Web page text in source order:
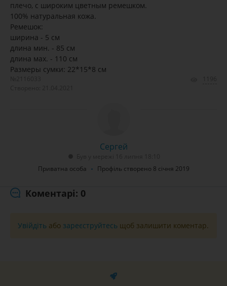
плечо, с широким цветным ремешком.
100% натуральная кожа.
Ремешок:
ширина - 5 см
длина мин. - 85 см
длина мах. - 110 см
Размеры сумки: 22*15*8 см
Сергей
Приватна особа
Профіль створено 8 січня 2019
Коментарі: 0
Увійдіть або зареєструйтесь щоб залишити коментар.